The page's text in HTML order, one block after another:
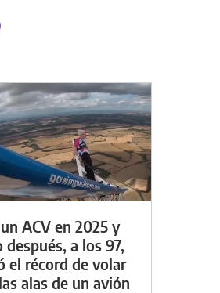
ACV en 2025 y
después, a los 97,
el récord de volar
alas de un avión